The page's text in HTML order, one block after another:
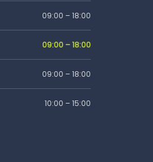
09:00 – 18:00
09:00 – 18:00
09:00 – 18:00
10:00 – 15:00